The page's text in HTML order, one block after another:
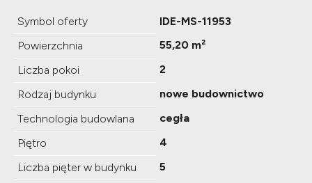
Symbol oferty
IDE-MS-11953
Powierzchnia
55,20 m²
Liczba pokoi
2
Rodzaj budynku
nowe budownictwo
Technologia budowlana
cegła
Piętro
4
Liczba pięter w budynku
5